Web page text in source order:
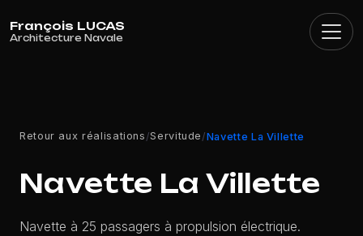
Retour aux réalisations /Servitude /Navette La Villette
Navette La Villette
Navette à 25 passagers à propulsion électrique.